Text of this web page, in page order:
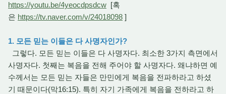
https://youtu.be/4yeocdpsdcw [혹
은 https://tv.naver.com/v/24018098 ]
1. 모든 믿는 이들은 다 사명자인가?
그렇다. 모든 믿는 이들은 다 사명자다. 최소한 3가지 측면에서
사명자다. 첫째는 복음을 전해 주어야 할 사명자다. 왜냐하면 예
수께서는 모든 믿는 자들은 만민에게 복음을 전파하라고 하셨
기 때문이다(막16:15). 특히 자기 가족에게 복음을 전하라고 하